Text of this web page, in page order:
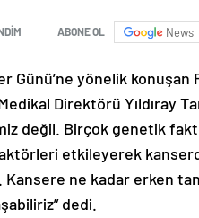
ABONE OL News
Günü’ne yönelik
Direktörü Yıldıray
değil. Birçok genetik
etkileyerek
Kansere ne kadar erken
dedi.